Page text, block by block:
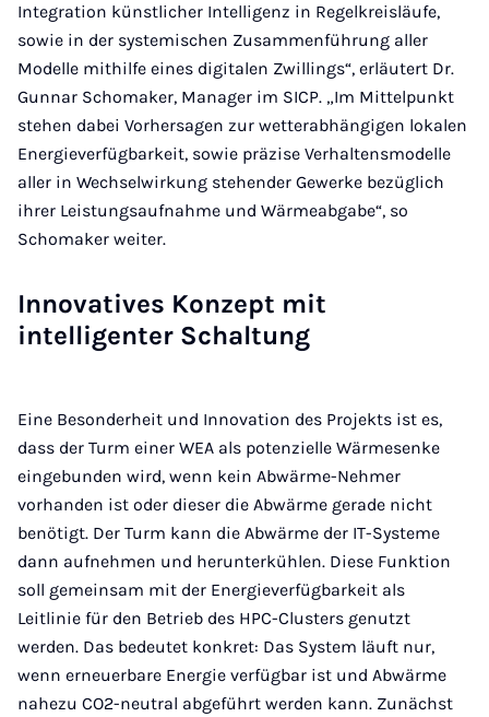
Integration künstlicher Intelligenz in Regelkreisläufe,
sowie in der systemischen Zusammenführung aller
Modelle mithilfe eines digitalen Zwillings“, erläutert Dr.
Gunnar Schomaker, Manager im SICP. „Im Mittelpunkt
stehen dabei Vorhersagen zur wetterabhängigen lokalen
Energieverfügbarkeit, sowie präzise Verhaltensmodelle
aller in Wechselwirkung stehender Gewerke bezüglich
ihrer Leistungsaufnahme und Wärmeabgabe“, so
Schomaker weiter.
Innovatives Konzept mit
intelligenter Schaltung
Eine Besonderheit und Innovation des Projekts ist es,
dass der Turm einer WEA als potenzielle Wärmesenke
eingebunden wird, wenn kein Abwärme-Nehmer
vorhanden ist oder dieser die Abwärme gerade nicht
benötigt. Der Turm kann die Abwärme der IT-Systeme
dann aufnehmen und herunterkühlen. Diese Funktion
soll gemeinsam mit der Energieverfügbarkeit als
Leitlinie für den Betrieb des HPC-Clusters genutzt
werden. Das bedeutet konkret: Das System läuft nur,
wenn erneuerbare Energie verfügbar ist und Abwärme
nahezu CO2-neutral abgeführt werden kann. Zunächst